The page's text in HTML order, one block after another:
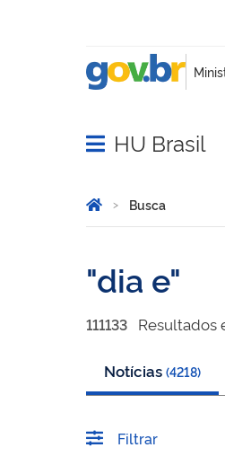
Abrir menu
HU Brasil
Você está aqui:
Página Inicial
Busca
dia e
111133 Resultados
Notícias (4218)
Filtrar